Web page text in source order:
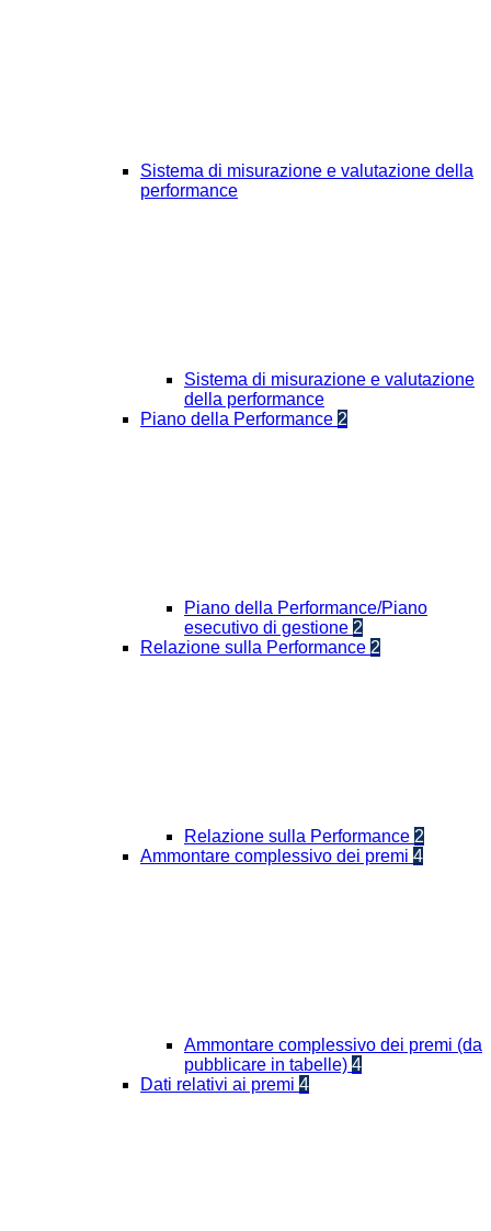
Sistema di misurazione e valutazione della
performance
Sistema di misurazione e valutazione
della performance
Piano della Performance 2
Piano della Performance/Piano
esecutivo di gestione 2
Relazione sulla Performance 2
Relazione sulla Performance 2
Ammontare complessivo dei premi 4
Ammontare complessivo dei premi (da
pubblicare in tabelle) 4
Dati relativi ai premi 4